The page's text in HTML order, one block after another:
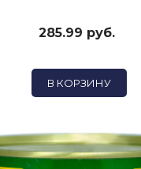
285.99 руб.
В КОРЗИНУ